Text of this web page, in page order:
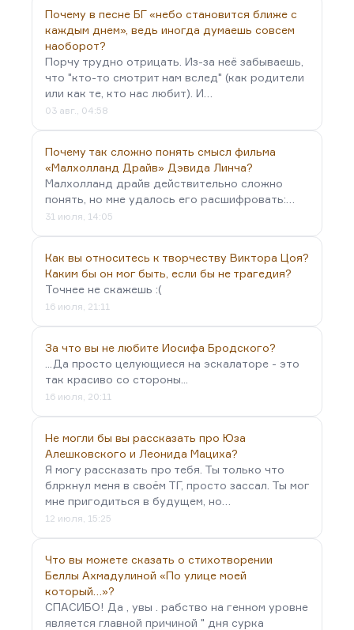
Почему в песне БГ «небо становится ближе с
каждым днем», ведь иногда думаешь совсем
наоборот?
Порчу трудно отрицать. Из-за неё забываешь,
что "кто-то смотрит нам вслед" (как родители
или как те, кто нас любит). И…
03 авг., 04:58
Почему так сложно понять смысл фильма
«Малхолланд Драйв» Дэвида Линча?
Малхолланд драйв действительно сложно
понять, но мне удалось его расшифровать:…
31 июля, 14:05
Как вы относитесь к творчеству Виктора Цоя?
Каким бы он мог быть, если бы не трагедия?
Точнее не скажешь :(
16 июля, 21:11
За что вы не любите Иосифа Бродского?
...Да просто целующиеся на эскалаторе - это
так красиво со стороны...
16 июля, 20:11
Не могли бы вы рассказать про Юза
Алешковского и Леонида Мациха?
Я могу рассказать про тебя. Ты только что
блркнул меня в своём ТГ, просто зассал. Ты мог
мне пригодиться в будущем, но…
12 июля, 15:25
Что вы можете сказать о стихотворении
Беллы Ахмадулиной «По улице моей
который…»?
СПАСИБО! Да , увы . рабство на генном уровне
является главной причиной " дня сурка